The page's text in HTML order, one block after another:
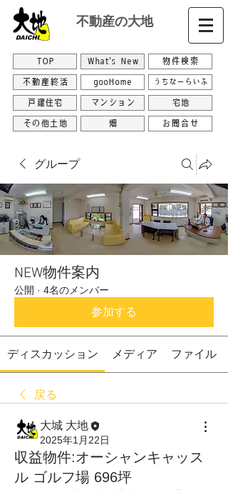
不動産の大地
TOP What's New 物件検索
不動産終活 gooHome うちなーらいふ
戸建住宅 マンション 宅地
その他土地 畑 お問合せ
グループ
NEW物件案内
公開 · 4名のメンバー
参加する
ディスカッション メディア ファイル
戻る
大城 大地
2025年1月22日
収益物件:オーシャンキャッス
ル ゴルフ場 696坪